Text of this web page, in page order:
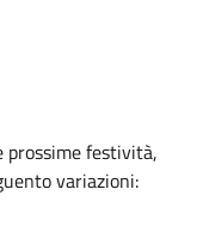
prossime festività,
variazioni: